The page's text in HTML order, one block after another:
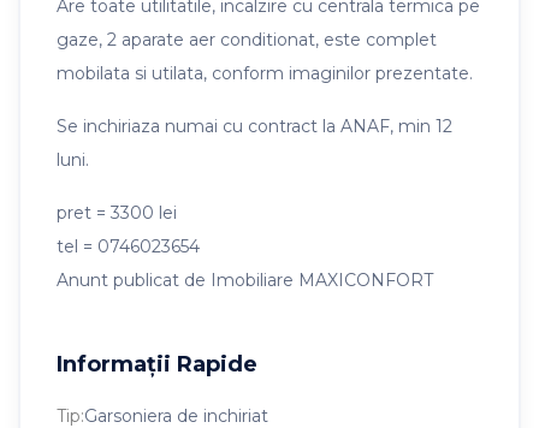
Are toate utilitatile, incalzire cu centrala termica pe
gaze, 2 aparate aer conditionat, este complet
mobilata si utilata, conform imaginilor prezentate.
Se inchiriaza numai cu contract la ANAF, min 12
luni.
pret = 3300 lei
tel = 0746023654
Anunt publicat de Imobiliare MAXICONFORT
Informații Rapide
Tip:Garsoniera de inchiriat